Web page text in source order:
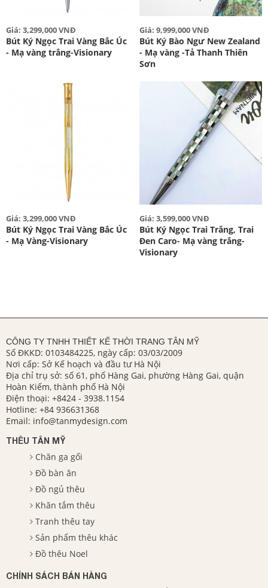
Giá: 3,299,000 VNĐ
Bút Ký Ngọc Trai Vàng Bắc Úc
- Mạ vàng trắng-Visionary
Giá: 9,999,000 VNĐ
Bút Ký Bào Ngư New Zealand
- Mạ vàng -Tả Thanh Thiên
Sơn
Giá: 3,299,000 VNĐ
Bút Ký Ngọc Trai Vàng Bắc Úc
- Mạ Vàng-Visionary
Giá: 3,599,000 VNĐ
Bút Ký Ngọc Trai Trắng, Trai
Đen Caro- Mạ vàng trắng-
Visionary
CÔNG TY TNHH THIẾT KẾ THỜI TRANG TÂN MỸ
Số ĐKKD: 0103484225, ngày cấp: 03/03/2009
Nơi cấp: Sở Kế hoạch và đầu tư Hà Nội
Địa chỉ trụ sở: số 61, phố Hàng Gai, phường Hàng Gai, quận
Hoàn Kiếm, thành phố Hà Nội
Điện thoại: +8424 - 3938.1154
Hotline: +84 936631368
Email: info@tanmydesign.com
THÊU TÂN MỸ
Chăn ga gối
Đồ bàn ăn
Đồ ngủ thêu
Khăn tắm thêu
Tranh thêu tay
Sản phẩm thêu khác
Đồ thêu Noel
CHÍNH SÁCH BÁN HÀNG